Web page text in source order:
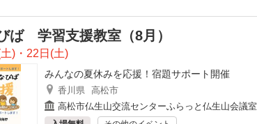
ば 学習支援教室（8月）
)・22日(土)
みんなの夏休みを応援！宿題サポート開催
香川県 高松市
高松市仏生山交流センターふらっと仏生山会議室